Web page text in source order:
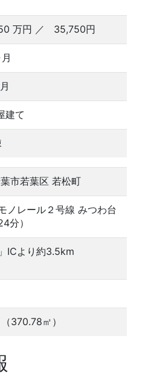
万円 ／ 35,750円
建て
市若葉区 若松町
ノレール２号線 みつわ台
分）
ICより約3.5km
（370.78㎡）